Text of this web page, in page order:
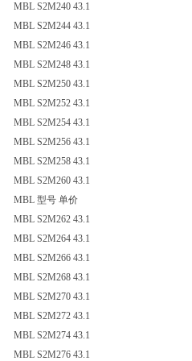
MBL S2M240 43.1
MBL S2M244 43.1
MBL S2M246 43.1
MBL S2M248 43.1
MBL S2M250 43.1
MBL S2M252 43.1
MBL S2M254 43.1
MBL S2M256 43.1
MBL S2M258 43.1
MBL S2M260 43.1
MBL 型号 单价
MBL S2M262 43.1
MBL S2M264 43.1
MBL S2M266 43.1
MBL S2M268 43.1
MBL S2M270 43.1
MBL S2M272 43.1
MBL S2M274 43.1
MBL S2M276 43.1